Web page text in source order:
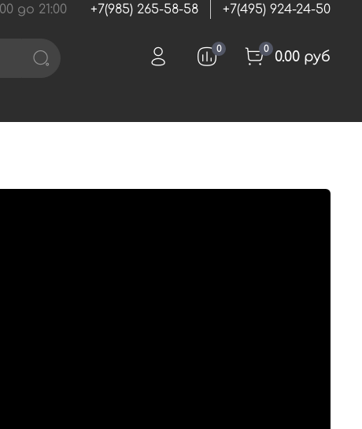
до 21:00 +7(985) 265-58-58 +7(495) 924-24-50
0 0 0.00 руб